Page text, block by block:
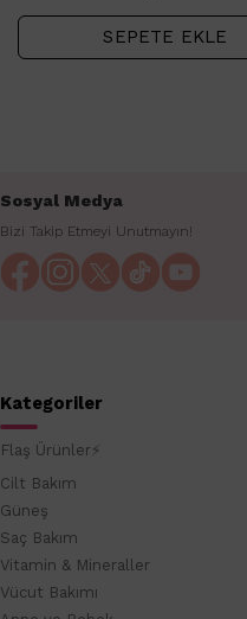
SEPETE EKLE
Sosyal Medya
Bizi Takip Etmeyi Unutmayın!
Kategoriler
Flaş Ürünler⚡
Cilt Bakım
Güneş
Saç Bakım
Vitamin & Mineraller
Vücut Bakımı